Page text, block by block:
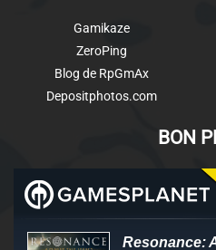
Gamikaze
ZeroPing
Blog de RpGmAx
Depositphotos.com
BON